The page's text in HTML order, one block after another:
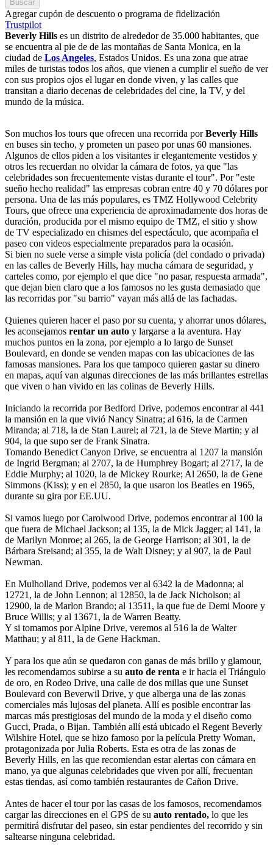
Buscar
Agregar cupón de descuento o programa de fidelización
Trustpilot
Beverly Hills es un distrito de alrededor de 35.000 habitantes, que
se encuentra al pie de de las montañas de Santa Monica, en la
ciudad de Los Angeles, Estados Unidos. Es una zona que atrae
miles de turistas todos los años, que vienen a cumplir el sueño de ver
con sus propios ojos el lugar en donde viven, y las calles que
transitan a diario decenas de celebridades del cine, la TV, y del
mundo de la música.
Son muchos los tours que ofrecen una recorrida porBeverly Hills
en buses sin techo, y prometen un paseo por unas 60 mansiones.
Algunos de ellos piden a los visitantes ir elegantemente vestidos y
otros les recuerdan no olvidar la cámara de fotos, ya que "las
celebridades son frecuentemente vistas durante el tour". Por "este
sueño hecho realidad" las empresas cobran entre 40 y 70 dólares por
persona. Una de las más populares, es TMZ Hollywood Celebrity
Tours, que ofrece una experiencia de aproximadamente dos horas de
duración, producida por el mismo equipo de TMZ, el sitio y show
de TV especializado en chismes del espectáculo, que acompaña el
paseo con videos especialmente preparados para la ocasión.
Si bien no suele verse a simple vista policía (del condado o privada)
en las calles de Beverly Hills, hay mucha cámara de seguridad, y
carteles como, por ejemplo el que dice "no pasar, respuesta armada",
que dejan bien claro que a los famosos no les gusta demasiado que
las recorridas por "su barrio" vayan más allá de las fachadas.
Quienes quieren hacer el paso por su cuenta, y ahorrar unos dólares,
les aconsejamos rentar un auto y largarse a la aventura. Hay
muchos puntos en la zona, por ejemplo a lo largo de Sunset
Boulevard, en donde se venden mapas con las ubicaciones de las
famosas mansiones. Para los que tampoco quieren gastar su dinero
en mapas, aquí van algunas direcciones de las más brillantes estrellas
que viven o han vivido en las colinas de Beverly Hills.
Iniciando la recorrida por Bedford Drive, podemos encontrar al 441
la mansión en la que vivió Nancy Sinatra; al 616, la de Carmen
Miranda; al 718, la de Stan Laurel; al 721, la de Steve Martin; y al
904, la que supo ser de Frank Sinatra.
Tomando Benedict Canyon Drive, se encuentra al 1207 la mansión
de Ingrid Bergman; al 2707, la de Humphrey Bogart; al 2717, la de
Eddie Murphy; al 1020, la de Mickey Rourke; Al 2650, la de Gene
Simmons (Kiss); y en el 2850, la que usaron los Beatles en 1965,
durante su gira por EE.UU.
Si vamos luego por Carolwood Drive, podemos encontrar al 100 la
que fuera de Michael Jackson; al 135, la de Mick Jagger; al 141, la
de Marilyn Monroe; al 265, la de George Harrison; al 301, la de
Bárbara Sreisand; al 355, la de Walt Disney; y al 907, la de Paul
Newman.
En Mulholland Drive, podemos ver al 6342 la de Madonna; al
12721, la de John Lennon; al 12850, la de Jack Nicholson; al
12900, la de Marlon Brando; al 13511, la que fue de Demi Moore y
Bruce Willis; y al 13671, la de Warren Beatty.
Y si tomamos por Alpine Drive, veremos al 516 la de Walter
Matthau; y al 811, la de Gene Hackman.
Y para los que aún se quedaron con ganas de más brillo y glamour,
les recomendamos subirse a su auto de renta e ir hacia el Triángulo
de oro, en Rodeo Drive, una calle de dos millas que une Sunset
Boulevard con Beverwil Drive, y que alberga una de las zonas
comerciales más lujosas del planeta. Allí es posible encontrar las
marcas más prestigiosas del mundo de la moda y el diseño como
Gucci, Prada, o Bijan. También allí está ubicado el Regent Beverly
Wilshire Hotel, que se hizo famoso por la película Pretty Woman,
protagonizada por Julia Roberts. Esta es otra de las zonas de
Beverly Hills, en las que recomiendan estar alertas con cámara en
mano, ya que algunas celebridades que viven por allí, frecuentan
estas tiendas, así como también restaurantes de Cañon Drive.
Antes de hacer el tour por las casas de los famosos, recomendamos
cargar las direcciones en el GPS de su auto rentado, lo que les
permitirá disfrutar del paseo, sin estar pendientes del recorrido y sin
saltearse ninguna celebridad.